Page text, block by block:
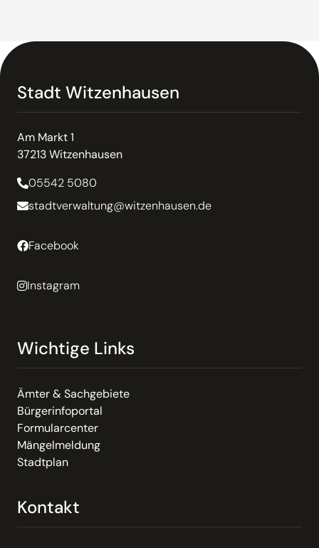
Stadt Witzenhausen
Am Markt 1
37213 Witzenhausen
05542 5080
stadtverwaltung@witzenhausen.de
Facebook
Instagram
Wichtige Links
Ämter & Sachgebiete
Bürgerinfoportal
Formularcenter
Mängelmeldung
Stadtplan
Kontakt